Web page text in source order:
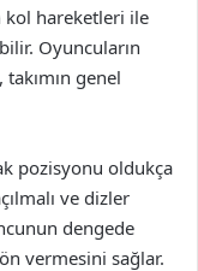
kol hareketleri ile
Oyuncuların
genel
pozisyonu oldukça
ve dizler
dengede
vermesini sağlar.